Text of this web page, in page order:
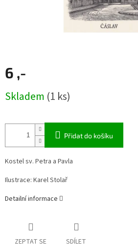
6 ,-
cena:
Skladem (1 ks)
Přidat do košíku
Kostel sv. Petra a Pavla
Ilustrace: Karel Stolař
Detailní informace
ZEPTAT SE SDÍLET